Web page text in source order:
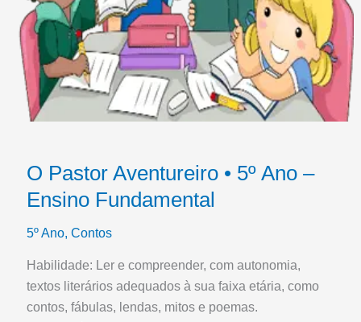
O Pastor Aventureiro • 5º Ano –
Ensino Fundamental
5º Ano, Contos
Habilidade: Ler e compreender, com autonomia,
textos literários adequados à sua faixa etária, como
contos, fábulas, lendas, mitos e poemas.